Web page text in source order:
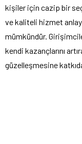
kişiler için cazip bir
ve kaliteli hizmet
mümkündür.
kendi kazançlarını
güzelleşmesine